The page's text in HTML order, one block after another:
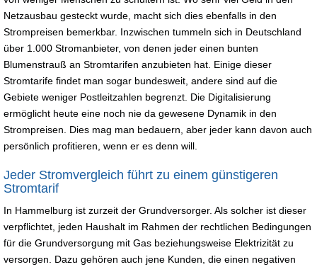
Netzausbau gesteckt wurde, macht sich dies ebenfalls in den
Strompreisen bemerkbar. Inzwischen tummeln sich in Deutschland
über 1.000 Stromanbieter, von denen jeder einen bunten
Blumenstrauß an Stromtarifen anzubieten hat. Einige dieser
Stromtarife findet man sogar bundesweit, andere sind auf die
Gebiete weniger Postleitzahlen begrenzt. Die Digitalisierung
ermöglicht heute eine noch nie da gewesene Dynamik in den
Strompreisen. Dies mag man bedauern, aber jeder kann davon auch
persönlich profitieren, wenn er es denn will.
Jeder Stromvergleich führt zu einem günstigeren
Stromtarif
In Hammelburg ist zurzeit der Grundversorger. Als solcher ist dieser
verpflichtet, jeden Haushalt im Rahmen der rechtlichen Bedingungen
für die Grundversorgung mit Gas beziehungsweise Elektrizität zu
versorgen. Dazu gehören auch jene Kunden, die einen negativen